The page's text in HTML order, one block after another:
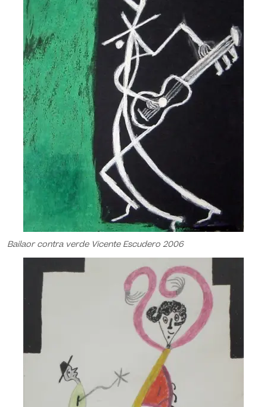
Bailaor contra verde Vicente Escudero 2006